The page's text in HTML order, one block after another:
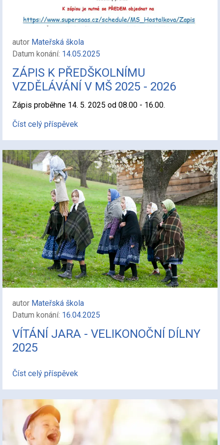
autor Mateřská škola
Datum konání: 14.05.2025
ZÁPIS K PŘEDŠKOLNÍMU
VZDĚLÁVÁNÍ V MŠ 2025 - 2026
Zápis proběhne 14. 5. 2025 od 08.00 - 16.00.
Číst celý příspěvek
autor Mateřská škola
Datum konání: 16.04.2025
VÍTÁNÍ JARA - VELIKONOČNÍ DÍLNY
2025
Číst celý příspěvek